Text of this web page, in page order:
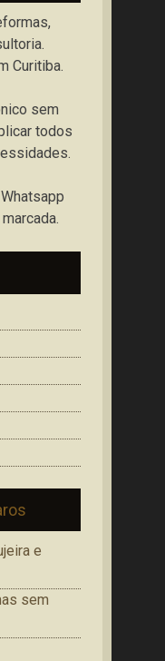
Curitiba.
sem
todos
e
sem